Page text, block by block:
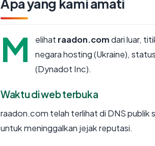
Apa yang kami amati
M elihat raadon.comdari luar,
negara hosting (Ukraine),
(Dynadot Inc).
Waktu di web terbuka
raadon.com telah terlihat di DNS publik
untuk meninggalkan jejak reputasi.